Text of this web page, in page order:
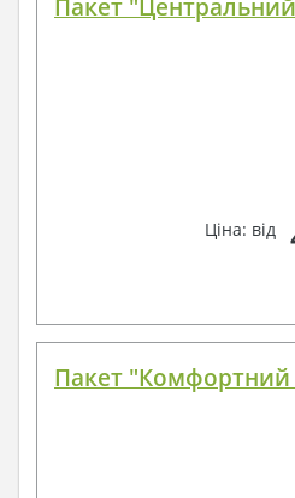
Пакет
Ціна: від
Пакет "Комфортний